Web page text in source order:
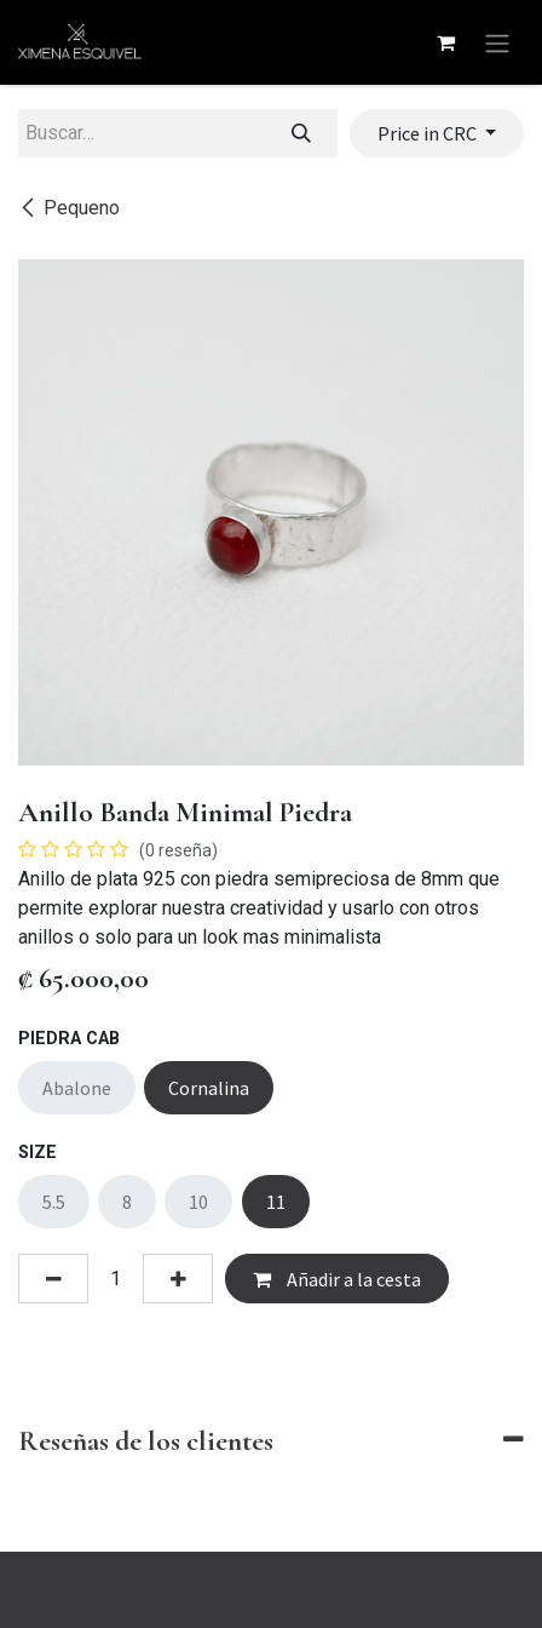
Pequeno
Price in CRC
Anillo Banda Minimal Piedra
(0 reseña)
Anillo de plata 925 con piedra semipreciosa de 8mm que
permite explorar nuestra creatividad y usarlo con otros
anillos o solo para un look mas minimalista
₡ 65.000,00
PIEDRA CAB
Abalone Cornalina
SIZE
5.5 8 10 11
Añadir a la cesta
Reseñas de los clientes